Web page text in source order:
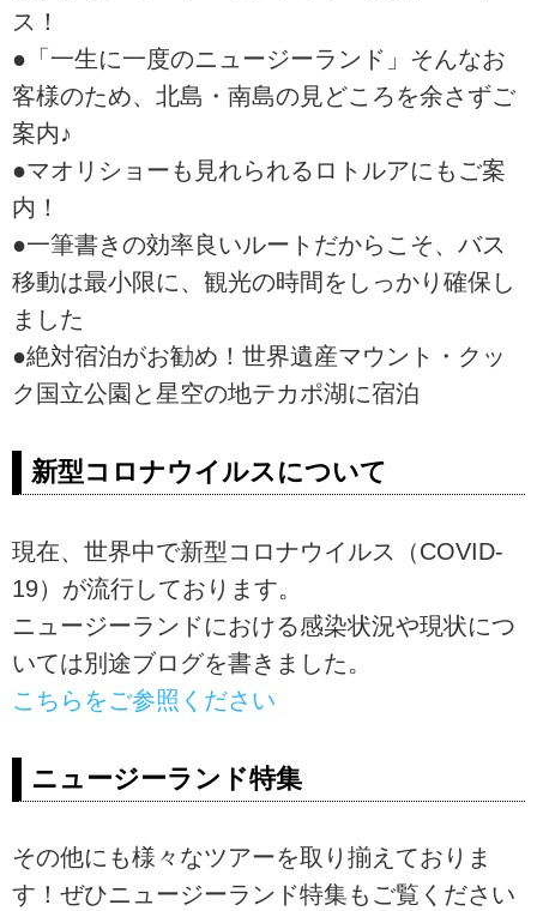
ス！
●「一生に一度のニュージーランド」そんなお
客様のため、北島・南島の見どころを余さずご
案内♪
●マオリショーも見れられるロトルアにもご案
内！
●一筆書きの効率良いルートだからこそ、バス
移動は最小限に、観光の時間をしっかり確保し
ました
●絶対宿泊がお勧め！世界遺産マウント・クッ
ク国立公園と星空の地テカポ湖に宿泊
新型コロナウイルスについて
現在、世界中で新型コロナウイルス（COVID-
19）が流行しております。
ニュージーランドにおける感染状況や現状につ
いては別途ブログを書きました。
こちらをご参照ください
ニュージーランド特集
その他にも様々なツアーを取り揃えておりま
す！ぜひニュージーランド特集もご覧ください